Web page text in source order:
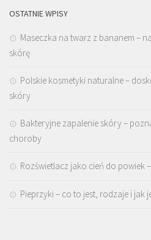
OSTATNIE WPISY
Maseczka na twarz z bananem –
skórę
Polskie kosmetyki naturalne –
skóry
Bakteryjne zapalenie skóry –
choroby
Rozświetlacz jako cień do powiek
Pieprzyki – co to jest, rodzaje i jak